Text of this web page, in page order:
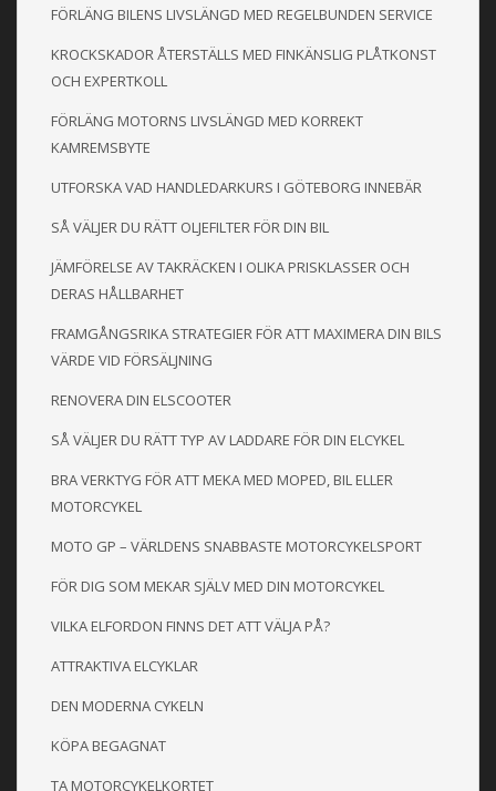
FÖRLÄNG BILENS LIVSLÄNGD MED REGELBUNDEN SERVICE
KROCKSKADOR ÅTERSTÄLLS MED FINKÄNSLIG PLÅTKONST
OCH EXPERTKOLL
FÖRLÄNG MOTORNS LIVSLÄNGD MED KORREKT
KAMREMSBYTE
UTFORSKA VAD HANDLEDARKURS I GÖTEBORG INNEBÄR
SÅ VÄLJER DU RÄTT OLJEFILTER FÖR DIN BIL
JÄMFÖRELSE AV TAKRÄCKEN I OLIKA PRISKLASSER OCH
DERAS HÅLLBARHET
FRAMGÅNGSRIKA STRATEGIER FÖR ATT MAXIMERA DIN BILS
VÄRDE VID FÖRSÄLJNING
RENOVERA DIN ELSCOOTER
SÅ VÄLJER DU RÄTT TYP AV LADDARE FÖR DIN ELCYKEL
BRA VERKTYG FÖR ATT MEKA MED MOPED, BIL ELLER
MOTORCYKEL
MOTO GP – VÄRLDENS SNABBASTE MOTORCYKELSPORT
FÖR DIG SOM MEKAR SJÄLV MED DIN MOTORCYKEL
VILKA ELFORDON FINNS DET ATT VÄLJA PÅ?
ATTRAKTIVA ELCYKLAR
DEN MODERNA CYKELN
KÖPA BEGAGNAT
TA MOTORCYKELKORTET